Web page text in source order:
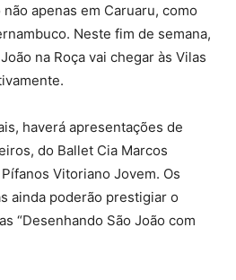
apenas em Caruaru, como
Neste fim de semana,
na Roça vai chegar às Vilas
haverá apresentações de
do Ballet Cia Marcos
Vitoriano Jovem. Os
ainda poderão prestigiar o
“Desenhando São João com